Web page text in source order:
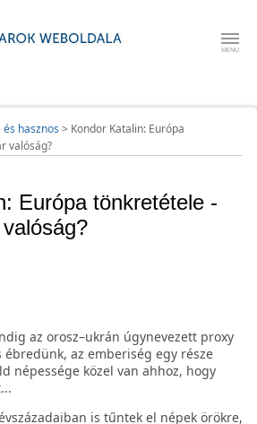
és hasznos > Kondor Katalin: Európa
valóság?
Európa tönkretétele -
az orosz–ukrán úgynevezett proxy
ébredünk, az emberiség egy része
népessége közel van ahhoz, hogy
is tűntek el népek örökre,